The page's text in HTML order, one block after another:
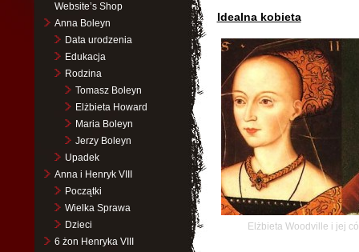
Idealna kobieta
Elżbieta Woodville i jej
Website’s Shop
Anna Boleyn
Data urodzenia
Edukacja
Rodzina
Tomasz Boleyn
Elżbieta Howard
Maria Boleyn
Jerzy Boleyn
Upadek
Anna i Henryk VIII
Początki
Wielka Sprawa
Dzieci
6 żon Henryka VIII